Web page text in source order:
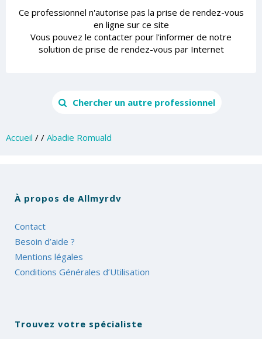
Ce professionnel n'autorise pas la prise de rendez-vous
en ligne sur ce site
Vous pouvez le contacter pour l'informer de notre
solution de prise de rendez-vous par Internet
Chercher un autre professionnel
Accueil / / Abadie Romuald
À propos de Allmyrdv
Contact
Besoin d’aide ?
Mentions légales
Conditions Générales d’Utilisation
Trouvez votre spécialiste